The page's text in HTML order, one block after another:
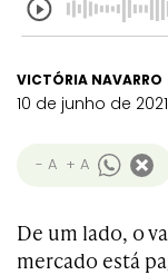
VICTÓRIA NAVARRO
10 de junho de
- A + A
De um lado, o
mercado está